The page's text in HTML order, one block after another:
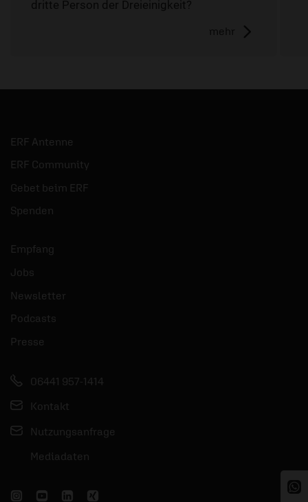
dritte Person der Dreieinigkeit?
mehr
ERF Antenne
ERF Community
Gebet beim ERF
Spenden
Empfang
Jobs
Newsletter
Podcasts
Presse
06441 957-1414
Kontakt
Nutzungsanfrage
Mediadaten